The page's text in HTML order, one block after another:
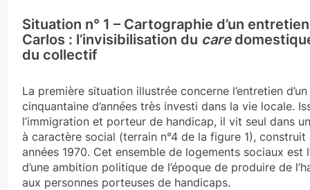
Situation n° 1 – Cartographie d’un
Carlos : l’invisibilisation du care
du collectif
La première situation illustrée concerne l’entretien
cinquantaine d’années très investi dans la vie locale.
l’immigration et porteur de handicap, il vit seul dans
à caractère social (terrain n°4 de la figure 1), construit
années 1970. Cet ensemble de logements sociaux est
d’une ambition politique de l’époque de produire de
aux personnes porteuses de handicaps.